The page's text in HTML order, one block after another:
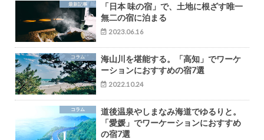
最新記事
「日本 味の宿」で、土地に根ざす唯一
無二の宿に泊まる
2023.06.16
コラム
海山川を堪能する。「高知」でワーケ
ーションにおすすめの宿7選
2022.10.24
コラム
道後温泉やしまなみ海道でゆるりと。
「愛媛」でワーケーションにおすすめ
の宿7選